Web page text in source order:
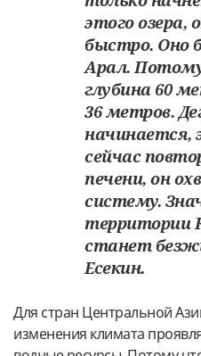
этого озера,
быстро. Оно
Арал.
глубина 60
36 метров.
начинается,
сейчас
печени, он
систему.
территории
станет
Есекин.
Для стран Центральной
изменения климата